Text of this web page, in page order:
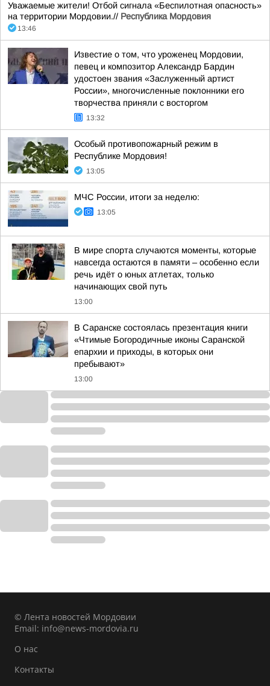
Уважаемые жители! Отбой сигнала «Беспилотная опасность»
на территории Мордовии.// Республика Мордовия
13:46
Известие о том, что уроженец Мордовии,
певец и композитор Александр Бардин
удостоен звания «Заслуженный артист
России», многочисленные поклонники его
творчества приняли с восторгом
13:32
Особый противопожарный режим в
Республике Мордовия!
13:05
МЧС России, итоги за неделю:
13:05
В мире спорта случаются моменты, которые
навсегда остаются в памяти – особенно если
речь идёт о юных атлетах, только
начинающих свой путь
13:00
В Саранске состоялась презентация книги
«Чтимые Богородичные иконы Саранской
епархии и приходы, в которых они
пребывают»
13:00
© Лента новостей Мордовии
Email: info@news-mordovia.ru
О нас
Контакты